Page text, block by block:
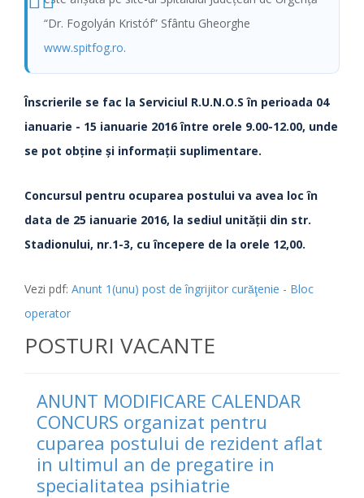
“Dr. Fogolyán Kristóf” Sfântu Gheorghe
www.spitfog.ro.
Înscrierile se fac la Serviciul R.U.N.O.S în perioada 04
ianuarie - 15 ianuarie 2016 între orele 9.00-12.00, unde
se pot obţine şi informaţii suplimentare.
Concursul pentru ocuparea postului va avea loc în
data de 25 ianuarie 2016, la sediul unităţii din str.
Stadionului, nr.1-3, cu începere de la orele 12,00.
Vezi pdf: Anunt 1(unu) post de îngrijitor curăţenie - Bloc
operator
POSTURI VACANTE
ANUNT MODIFICARE CALENDAR
CONCURS organizat pentru
cuparea postului de rezident aflat
in ultimul an de pregatire in
specialitatea psihiatrie